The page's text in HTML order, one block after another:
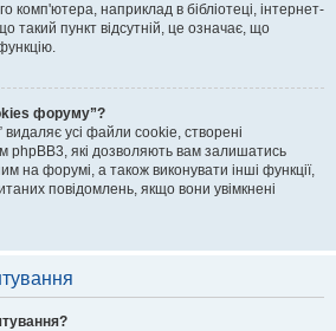
комп'ютера, наприклад в бібліотеці, інтернет-
такий пункт відсутній, це означає, що
форуму”?
усі файли cookie, створені
phpBB3, які дозволяють вам залишатись
на форумі, а також виконувати інші функції,
повідомлень, якщо вони увімкнені